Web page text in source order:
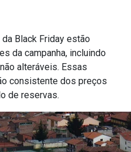
Black Friday estão
da campanha, incluindo
alteráveis. Essas
consistente dos preços
de reservas.